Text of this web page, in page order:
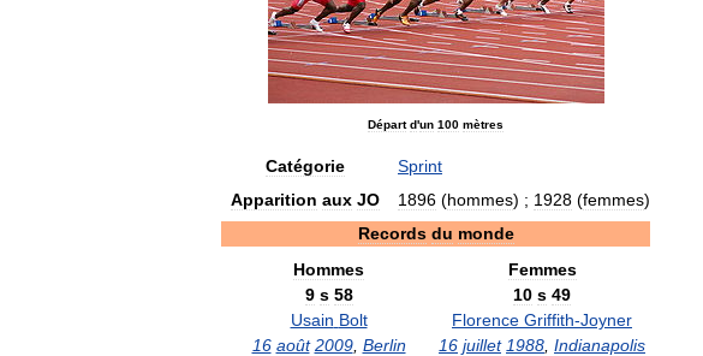
Départ d'un 100 mètres
Catégorie
Sprint
Apparition aux JO 1896 (hommes) ; 1928 (femmes)
Records du monde
Hommes
9 s 58
Usain Bolt
16 août 2009, Berlin
Femmes
10 s 49
Florence Griffith-Joyner
16 juillet 1988 Indianapolis